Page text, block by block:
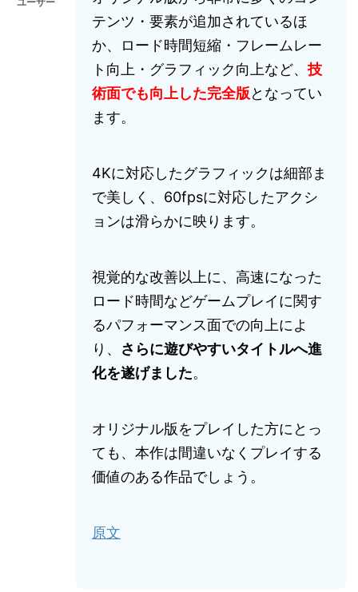
テンツ・要素が追加されているほ
か、ロード時間短縮・フレームレー
ト向上・グラフィック向上など、技
術面でも向上した完全版となってい
ます。
4Kに対応したグラフィックは細部ま
で美しく、60fpsに対応したアクシ
ョンは滑らかに映ります。
視覚的な改善以上に、高速になった
ロード時間などゲームプレイに関す
るパフォーマンス面での向上によ
り、 さらに遊びやすいタイトルへ進
化を遂げました。
オリジナル版をプレイした方にとっ
ても、本作は間違いなくプレイする
価値のある作品でしょう。
原文